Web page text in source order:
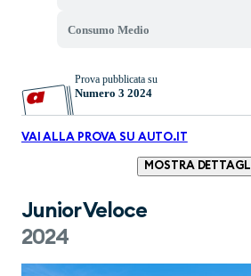
Consumo Medio
Prova pubblicata su
Numero 3 2024
VAI ALLA PROVA SU AUTO.IT
MOSTRA DETTAGLI
Junior Veloce
2024